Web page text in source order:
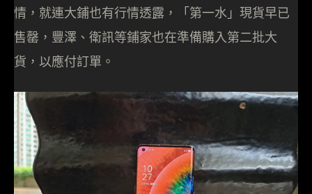
情，就連大鋪也有行情透露，「第一水」現貨早已
售罄，豐澤、衛訊等鋪家也在準備購入第二批大
貨，以應付訂單。